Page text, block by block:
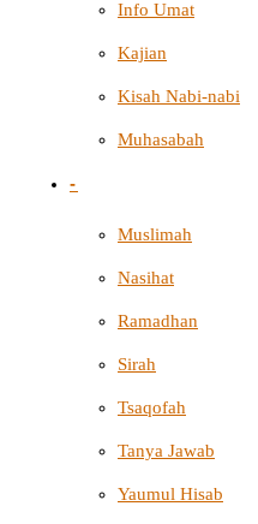
Info Umat
Kajian
Kisah Nabi-nabi
Muhasabah
-
Muslimah
Nasihat
Ramadhan
Sirah
Tsaqofah
Tanya Jawab
Yaumul Hisab